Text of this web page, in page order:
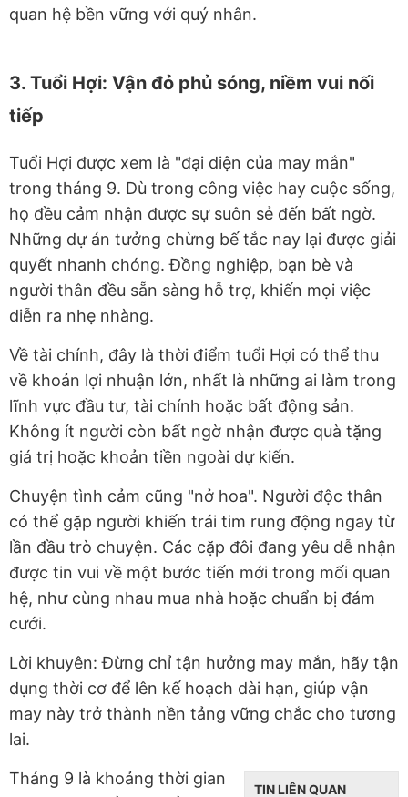
quan hệ bền vững với quý nhân.
3. Tuổi Hợi: Vận đỏ phủ sóng, niềm vui nối
tiếp
Tuổi Hợi được xem là "đại diện của may mắn"
trong tháng 9. Dù trong công việc hay cuộc sống,
họ đều cảm nhận được sự suôn sẻ đến bất ngờ.
Những dự án tưởng chừng bế tắc nay lại được giải
quyết nhanh chóng. Đồng nghiệp, bạn bè và
người thân đều sẵn sàng hỗ trợ, khiến mọi việc
diễn ra nhẹ nhàng.
Về tài chính, đây là thời điểm tuổi Hợi có thể thu
về khoản lợi nhuận lớn, nhất là những ai làm trong
lĩnh vực đầu tư, tài chính hoặc bất động sản.
Không ít người còn bất ngờ nhận được quà tặng
giá trị hoặc khoản tiền ngoài dự kiến.
Chuyện tình cảm cũng "nở hoa". Người độc thân
có thể gặp người khiến trái tim rung động ngay từ
lần đầu trò chuyện. Các cặp đôi đang yêu dễ nhận
được tin vui về một bước tiến mới trong mối quan
hệ, như cùng nhau mua nhà hoặc chuẩn bị đám
cưới.
Lời khuyên: Đừng chỉ tận hưởng may mắn, hãy tận
dụng thời cơ để lên kế hoạch dài hạn, giúp vận
may này trở thành nền tảng vững chắc cho tương
lai.
TIN LIÊN QUAN
Tháng 9 là khoảng thời gian